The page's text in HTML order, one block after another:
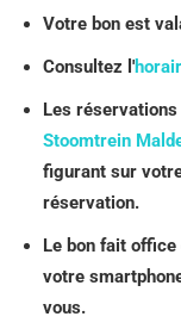
Votre bon est
Consultez l'
Les
Stoomtrein
figurant sur
réservation.
Le bon fait
votre
vous.